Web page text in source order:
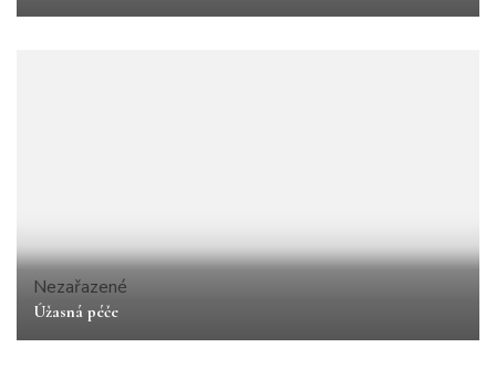
Nezařazené
Úžasná péče